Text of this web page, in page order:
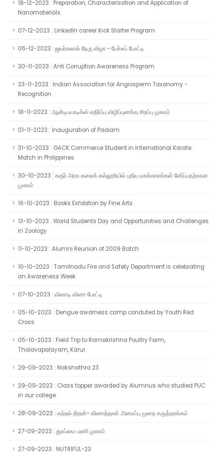
18-12-2023 : Preparation, Characterisation and Application of
Nanomaterials
07-12-2023 : LinkedIn career Kick Starter Program
06-12-2023 : ஜவர்கலால் நேரு விழா - பேச்சுப் போட்டி
30-11-2023 : Anti Corruption Awareness Program
23-11-2023 : Indian Association for Angiosperm Taxonomy -
Recognition
18-11-2023 : ஆன்டிபயாடிக்ஸ் எதிர்ப்பு விழிப்புணர்வு சிறப்பு முகாம்
01-11-2023 : Inauguration of Paalam
31-10-2023 : GACK Commerce Student in International Karate
Match in Philippines
30-10-2023 : கரூர் அரசு கலைக் கல்லூரியில் புதிய வாக்காளர்கள் சேர்ப்பதற்கான
முகாம்
16-10-2023 : Books Exhibition by Fine Arts
13-10-2023 : World Students Day and Opportunities and Challenges
in Zoology
11-10-2023 : Alumni Reunion of 2009 Batch
10-10-2023 : Tamilnadu Fire and Safety Department is celebrating
an Awareness Week
07-10-2023 : வினாடி வினா போட்டி
05-10-2023 : Dengue awarness camp conduted by Youth Red
Cross
05-10-2023 : Field Trip to Ramakrishna Poultry Farm,
Thalavapalayam, Karur.
29-09-2023 : Nakshathra 23
29-09-2023 : Class topper awarded by Alumnus who studied PUC
in our college
28-09-2023 : கற்றல் திறன்- வினாத்தாள் அமைப்பு முறை கருத்தரங்கம்
27-09-2023 : தூய்மை பணி முகாம்
27-09-2023 : NUTRIFUL-23